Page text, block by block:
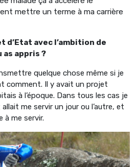
mettre un terme à ma carrière
avec l’ambition de
appris ?
quelque chose même si je
comment. Il y avait un projet
à l’époque. Dans tous les cas je
me servir un jour ou l’autre, et
à me servir.